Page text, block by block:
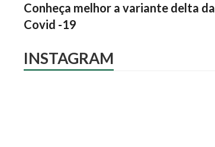
Conheça melhor a variante delta da
Covid -19
INSTAGRAM